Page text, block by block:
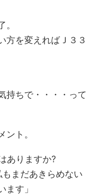
方を変えればＪ３３
持ちで・・・・って
ント。
ありますか?
もまだあきらめない
ます」